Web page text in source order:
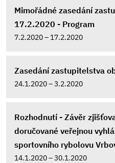
Mimořádné zasedání
17.2.2020 - Program
7.2.2020 – 17.2.2020
Zasedání zastupitelstva
24.1.2020 – 3.2.2020
Rozhodnutí - Závěr
doručované veřejnou
sportovního rybolovu
14.1.2020 – 30.1.2020